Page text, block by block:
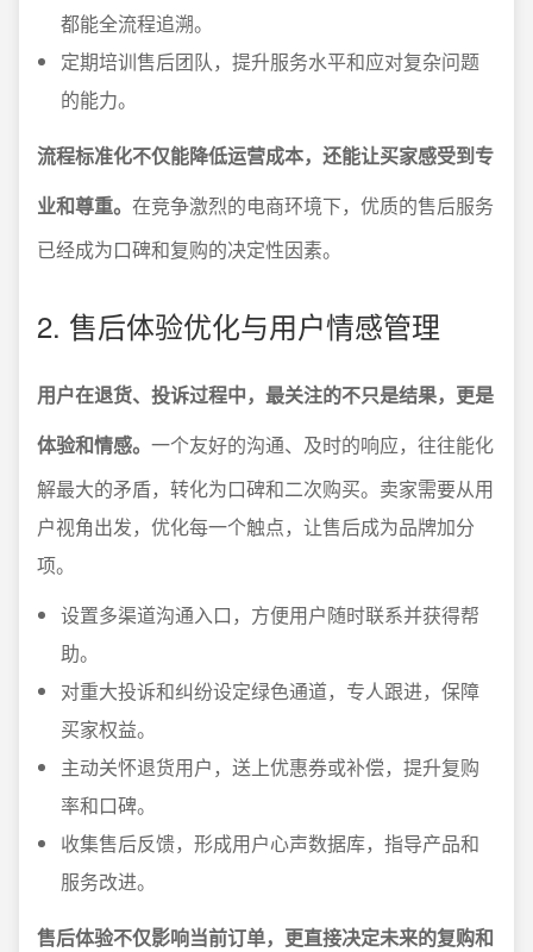
都能全流程追溯。
定期培训售后团队，提升服务水平和应对复杂问题
的能力。
流程标准化不仅能降低运营成本，还能让买家感受到专
业和尊重。 在竞争激烈的电商环境下，优质的售后服务
已经成为口碑和复购的决定性因素。
2. 售后体验优化与用户情感管理
用户在退货、投诉过程中，最关注的不只是结果，更是
体验和情感。 一个友好的沟通、及时的响应，往往能化
解最大的矛盾，转化为口碑和二次购买。卖家需要从用
户视角出发，优化每一个触点，让售后成为品牌加分
项。
设置多渠道沟通入口，方便用户随时联系并获得帮
助。
对重大投诉和纠纷设定绿色通道，专人跟进，保障
买家权益。
主动关怀退货用户，送上优惠券或补偿，提升复购
率和口碑。
收集售后反馈，形成用户心声数据库，指导产品和
服务改进。
售后体验不仅影响当前订单，更直接决定未来的复购和